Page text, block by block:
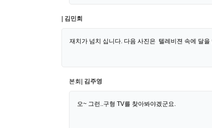
김민회
재치가 넘치 십니다. 다음 사진은 텔레비젼 속에 달
본회| 김주영
오~ 그런..구형 TV를 찾아봐야겠군요.